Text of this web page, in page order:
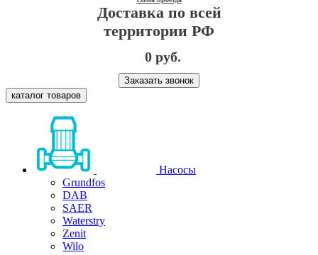
Доставка по всей
территории РФ
0 руб.
Заказать звонок
каталог товаров
Насосы
Grundfos
DAB
SAER
Waterstry
Zenit
Wilo